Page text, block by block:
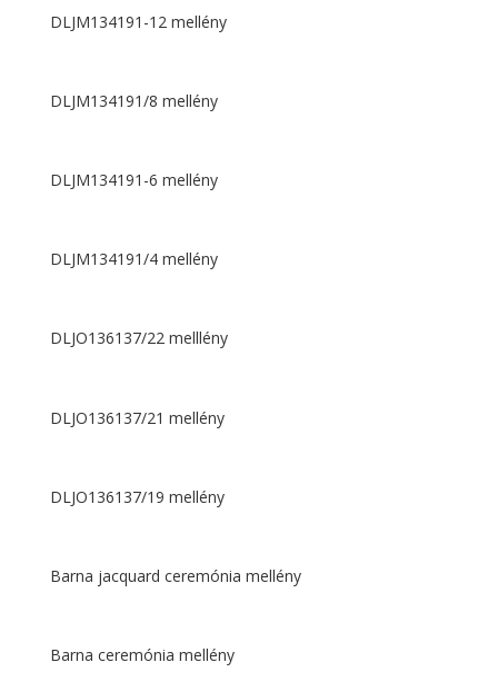
DLJM134191-12 mellény
DLJM134191/8 mellény
DLJM134191-6 mellény
DLJM134191/4 mellény
DLJO136137/22 melllény
DLJO136137/21 mellény
DLJO136137/19 mellény
Barna jacquard ceremónia mellény
Barna ceremónia mellény